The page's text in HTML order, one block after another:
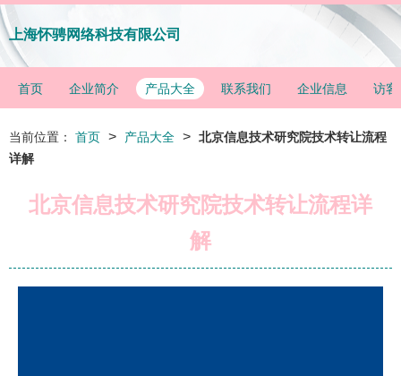
上海怀骋网络科技有限公司
首页 企业简介 产品大全 联系我们 企业信息 访客
当前位置： 首页 > 产品大全 > 北京信息技术研究院技术转让流程
详解
北京信息技术研究院技术转让流程详
解